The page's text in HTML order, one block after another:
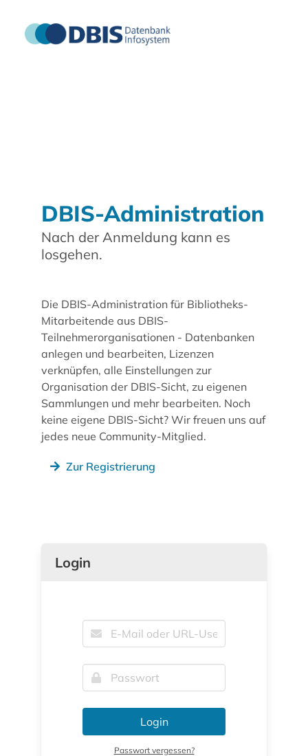
DBIS-Administration
Nach der Anmeldung kann es
losgehen.
Die DBIS-Administration für Bibliotheks-
Mitarbeitende aus DBIS-
Teilnehmerorganisationen - Datenbanken
anlegen und bearbeiten, Lizenzen
verknüpfen, alle Einstellungen zur
Organisation der DBIS-Sicht, zu eigenen
Sammlungen und mehr bearbeiten. Noch
keine eigene DBIS-Sicht? Wir freuen uns auf
jedes neue Community-Mitglied.
Zur Registrierung
Login
Login
Passwort vergessen?